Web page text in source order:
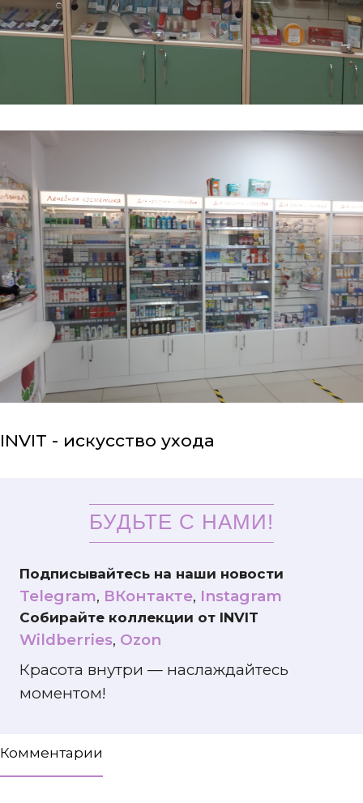
INVIT - искусство ухода
БУДЬТЕ С НАМИ!
Подписывайтесь на наши новости
Telegram, ВКонтакте, Instagram
Собирайте коллекции от INVIT
Wildberries, Ozon
Красота внутри — наслаждайтесь
моментом!
Комментарии